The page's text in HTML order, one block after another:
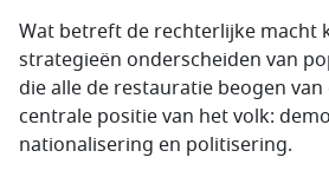
Wat betreft de rechterlijke macht
strategieën onderscheiden van
die alle de restauratie beogen
centrale positie van het volk:
nationalisering en politisering.